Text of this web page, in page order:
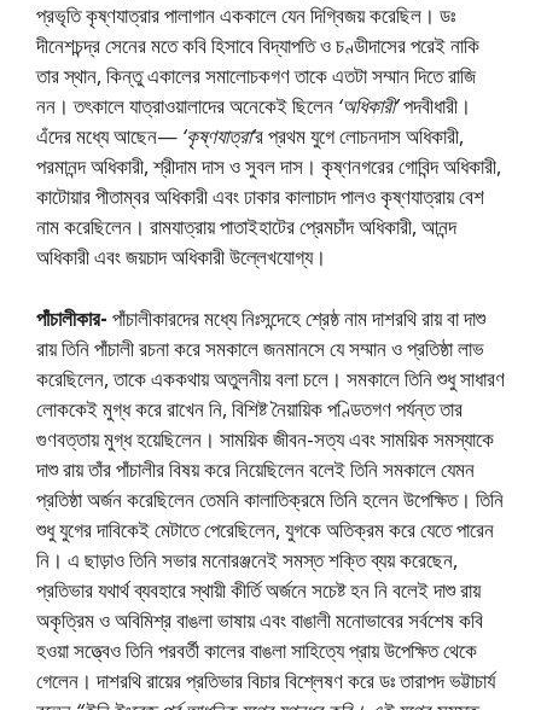
প্রভৃতি কৃষ্ণযাত্রার পালাগান এককালে যেন দিগ্বিজয় করেছিল। ডঃ
দীনেশচন্দ্র সেনের মতে কবি হিসাবে বিদ্যাপতি ও চণ্ডীদাসের পরেই নাকি
তার স্থান, কিন্তু একালের সমালােচকগণ তাকে এতটা সম্মান দিতে রাজি
নন। তৎকালে যাত্রাওয়ালাদের অনেকেই ছিলেন ‘অধিকারী’পদবীধারী।
এঁদের মধ্যে আছেন— ‘কৃষ্ণযাত্রা’র প্রথম যুগে লােচনদাস অধিকারী,
পরমানন্দ অধিকারী, শ্রীদাম দাস ও সুবল দাস। কৃষ্ণনগরের গােবিন্দ অধিকারী,
কাটোয়ার পীতাম্বর অধিকারী এবং ঢাকার কালাচাদ পালও কৃষ্ণযাত্রায় বেশ
নাম করেছিলেন। রামযাত্রায় পাতাইহাটের প্রেমচাঁদ অধিকারী, আনন্দ
অধিকারী এবং জয়চাদ অধিকারী উল্লেখযােগ্য।
পাঁচালীকার- পাঁচালীকারদের মধ্যে নিঃসন্দেহে শ্রেষ্ঠ নাম দাশরথি রায় বা দাশু
রায় তিনি পাঁচালী রচনা করে সমকালে জনমানসে যে সম্মান ও প্রতিষ্ঠা লাভ
করেছিলেন, তাকে এককথায় অতুলনীয় বলা চলে। সমকালে তিনি শুধু সাধারণ
লােককেই মুগ্ধ করে রাখেন নি, বিশিষ্ট নৈয়ায়িক পণ্ডিতগণ পর্যন্ত তার
গুণবত্তায় মুগ্ধ হয়েছিলেন। সাময়িক জীবন-সত্য এবং সাময়িক সমস্যাকে
দাশু রায় তাঁর পাঁচালীর বিষয় করে নিয়েছিলেন বলেই তিনি সমকালে যেমন
প্রতিষ্ঠা অর্জন করেছিলেন তেমনি কালাতিক্রমে তিনি হলেন উপেক্ষিত। তিনি
শুধু যুগের দাবিকেই মেটাতে পেরেছিলেন, যুগকে অতিক্রম করে যেতে পারেন
নি। এ ছাড়াও তিনি সভার মনােরঞ্জনেই সমস্ত শক্তি ব্যয় করেছেন,
প্রতিভার যথার্থ ব্যবহারে স্থায়ী কীর্তি অর্জনে সচেষ্ট হন নি বলেই দাশু রায়
অকৃত্রিম ও অবিমিশ্র বাঙলা ভাষায় এবং বাঙালী মনােভাবের সর্বশেষ কবি
হওয়া সত্ত্বেও তিনি পরবর্তী কালের বাঙলা সাহিত্যে প্রায় উপেক্ষিত থেকে
গেলেন। দাশরথি রায়ের প্রতিভার বিচার বিশ্লেষণ করে ডঃ তারাপদ ভট্টাচার্য